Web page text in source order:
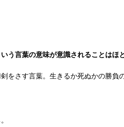
う言葉の意味が意識されることはほ
をさす言葉。生きるか死ぬかの勝負